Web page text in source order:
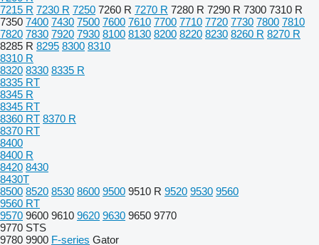
7215 R 7230 R 7250 7260 R 7270 R 7280 R 7290 R 7300 7310 R
7350 7400 7430 7500 7600 7610 7700 7710 7720 7730 7800 7810
7820 7830 7920 7930 8100 8130 8200 8220 8230 8260 R 8270 R
8285 R 8295 8300 8310
8310 R
8320 8330 8335 R
8335 RT
8345 R
8345 RT
8360 RT 8370 R
8370 RT
8400
8400 R
8420 8430
8430T
8500 8520 8530 8600 9500 9510 R 9520 9530 9560
9560 RT
9570 9600 9610 9620 9630 9650 9770
9770 STS
9780 9900 F-series Gator